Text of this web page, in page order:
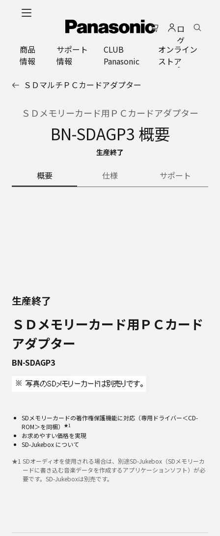
ロ
グ
イ
ン
商品
情報
サポート
情報
CLUB
Panasonic
オンライン
ストア
ＳＤマルチＰＣカードアダプター
ＳＤメモリーカード用ＰＣカードアダプター
BN-SDAGP3 概要
生産終了
概要 仕様 サポート
生産終了
ＳＤメモリーカード用ＰＣカード
アダプター
BN-SDAGP3
SDメモリーカードの著作権保護機能に対応（専用ドライバー＜CD-
ROM＞を同梱）
★1
お求めやすい価格を実現
SD-Jukebox について
★1 SDオーディオを使用される場合は、別途SD-Jukebox（SDメモリーカ
ードに書き込む音楽データを作成するアプリケーションソフト）が必
要です。SD-Jukeboxは別売です。